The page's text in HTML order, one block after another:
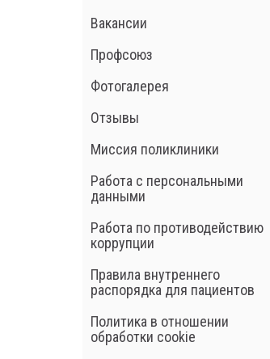
Вакансии
Профсоюз
Фотогалерея
Отзывы
Миссия поликлиники
Работа с персональными
данными
Работа по противодействию
коррупции
Правила внутреннего
распорядка для пациентов
Политика в отношении
обработки cookie